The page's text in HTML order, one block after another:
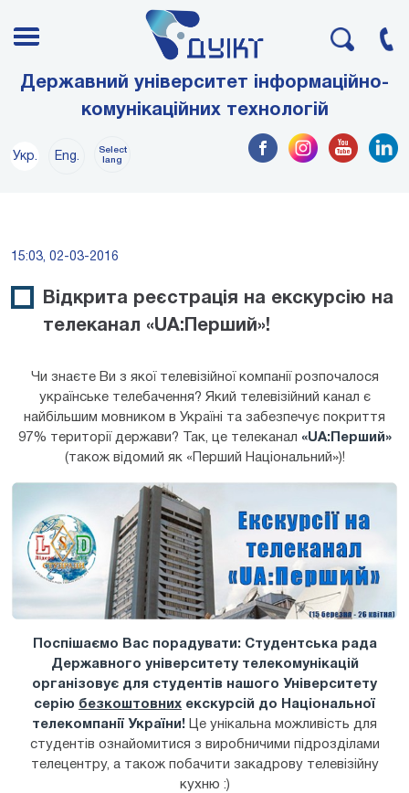
Державний університет інформаційно-
комунікаційних технологій
Укр. Eng.
Select
lang
15:03, 02-03-2016
Відкрита реєстрація на екскурсію на
телеканал «UA:Перший»!
Чи знаєте Ви з якої телевізійної компанії розпочалося
українське телебачення? Який телевізійний канал є
найбільшим мовником в Україні та забезпечує покриття
97% території держави? Так, це телеканал «UA:Перший»
(також відомий як «Перший Національний»)!
Поспішаємо Вас порадувати: Студентська рада
Державного університету телекомунікацій
організовує для студентів нашого Університету
серію безкоштовних екскурсій до Національної
телекомпанії України! Це унікальна можливість для
студентів ознайомитися з виробничими підрозділами
телецентру, а також побачити закадрову телевізійну
кухню :)